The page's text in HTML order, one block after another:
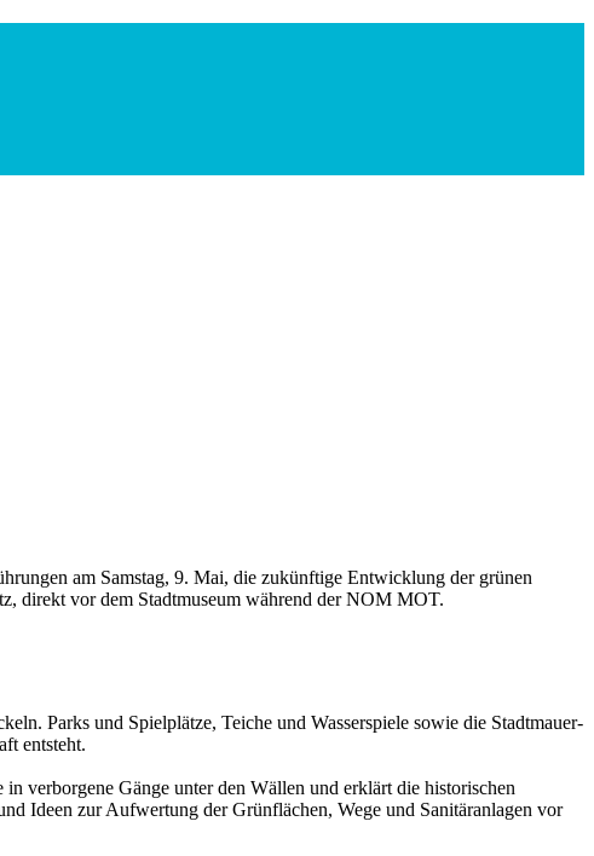
am Samstag, 9. Mai, die zukünftige Entwicklung der grünen
direkt vor dem Stadtmuseum während der NOM MOT.
Parks und Spielplätze, Teiche und Wasserspiele sowie die Stadtmauer-
entsteht.
verborgene Gänge unter den Wällen und erklärt die historischen
Ideen zur Aufwertung der Grünflächen, Wege und Sanitäranlagen vor